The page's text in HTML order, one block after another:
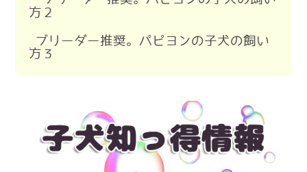
パピヨンの出産
パピヨンの子犬のお渡しまで
出産前に動物病院と連携
パピヨンと出会うのはブリーダー？
ブリーダーの子犬を見る際の注意点
ブリーダーから子犬が来る前の準備
方２
子犬との主従関係
パピヨンのトイレ
パピヨンの子犬の夜鳴き
パピヨンのワクチン接種
パピヨンの散歩練習
ブリーダーからパピヨンを迎える準備
ブリーダー推奨。パピヨンの子犬の飼い
方３
パピヨンの危険な食べ物
ブリーダー推奨の留守番
パピヨンのトリミング２
パピヨンの洋服